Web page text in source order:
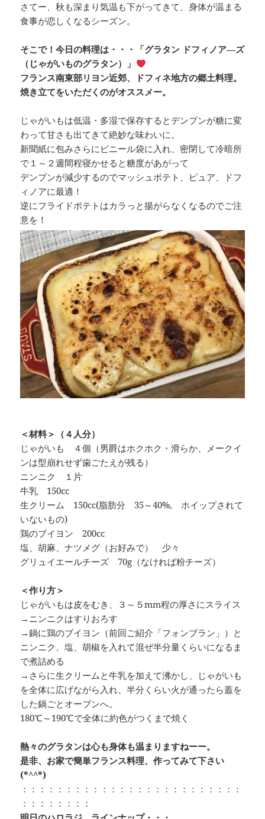
さてー、秋も深まり気温も下がってきて、身体が温まる
食事が恋しくなるシーズン。
そこで！今日の料理は・・・「グラタン ドフィノア―ズ
（じゃがいものグラタン）」
フランス南東部リヨン近郊、ドフィネ地方の郷土料理。
焼き立てをいただくのがオススメー。
じゃがいもは低温・多湿で保存するとデンプンが糖に変
わって甘さも出てきて絶妙な味わいに。
新聞紙に包みさらにビニール袋に入れ、密閉して冷暗所
で１～２週間程寝かせると糖度があがって
デンプンが減少するのでマッシュポテト、ピュア、ドフ
ィノアに最適！
逆にフライドポテトはカラっと揚がらなくなるのでご注
意を！
＜材料＞（４人分）
じゃがいも ４個（男爵はホクホク・滑らか、メークイ
ンは型崩れせず歯ごたえが残る）
ニンニク １片
牛乳 150cc
生クリーム 150cc(脂肪分 35～40%, ホイップされて
いないもの)
鶏のブイヨン 200cc
塩、胡麻、ナツメグ（お好みで） 少々
グリュイエールチーズ 70g（なければ粉チーズ）
＜作り方＞
じゃがいもは皮をむき、３～５mm程の厚さにスライス
→ニンニクはすりおろす
→鍋に鶏のブイヨン（前回ご紹介「フォンブラン」）と
ニンニク、塩、胡椒を入れて混ぜ半分量くらいになるま
で煮詰める
→さらに生クリームと牛乳を加えて沸かし、じゃがいも
を全体に広げながら入れ、半分くらい火が通ったら蓋を
した鍋ごとオーブンへ。
180℃～190℃で全体に約色がつくまで焼く
熱々のグラタンは心も身体も温まりますねーー。
是非、お家で簡単フランス料理、作ってみて下さい
(*^^*)
：：：：：：：：：：：：：：：：：：：：：：：：：
：：：：：：：：